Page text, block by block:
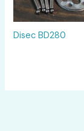
Disec BD280